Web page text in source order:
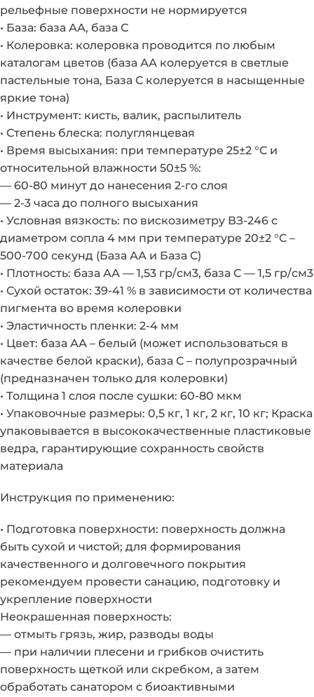
рельефные поверхности не нормируется
• База: база АА, база С
• Колеровка: колеровка проводится по любым
каталогам цветов (база АА колеруется в светлые
пастельные тона, База С колеруется в насыщенные
яркие тона)
• Инструмент: кисть, валик, распылитель
• Степень блеска: полуглянцевая
• Время высыхания: при температуре 25±2 °C и
относительной влажности 50±5 %:
— 60-80 минут до нанесения 2-го слоя
— 2-3 часа до полного высыхания
• Условная вязкость: по вискозиметру ВЗ-246 с
диаметром сопла 4 мм при температуре 20±2 °C –
500-700 секунд (База АА и База С)
• Плотность: база АА — 1,53 гр/см3, база С — 1,5 гр/см3
• Сухой остаток: 39-41 % в зависимости от количества
пигмента во время колеровки
• Эластичность пленки: 2-4 мм
• Цвет: база АА – белый (может использоваться в
качестве белой краски), база С – полупрозрачный
(предназначен только для колеровки)
• Толщина 1 слоя после сушки: 60-80 мкм
• Упаковочные размеры: 0,5 кг, 1 кг, 2 кг, 10 кг; Краска
упаковывается в высококачественные пластиковые
ведра, гарантирующие сохранность свойств
материала
Инструкция по применению:
• Подготовка поверхности: поверхность должна
быть сухой и чистой; для формирования
качественного и долговечного покрытия
рекомендуем провести санацию, подготовку и
укрепление поверхности
Неокрашенная поверхность:
— отмыть грязь, жир, разводы воды
— при наличии плесени и грибков очистить
поверхность щеткой или скребком, а затем
обработать санатором с биоактивными